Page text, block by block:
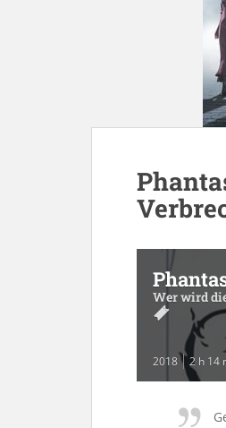
Wer wird
2018 2 h 14